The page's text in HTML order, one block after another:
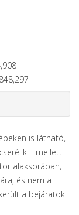
is látható,
Emellett
alaksorában,
és nem a
a bejáratok